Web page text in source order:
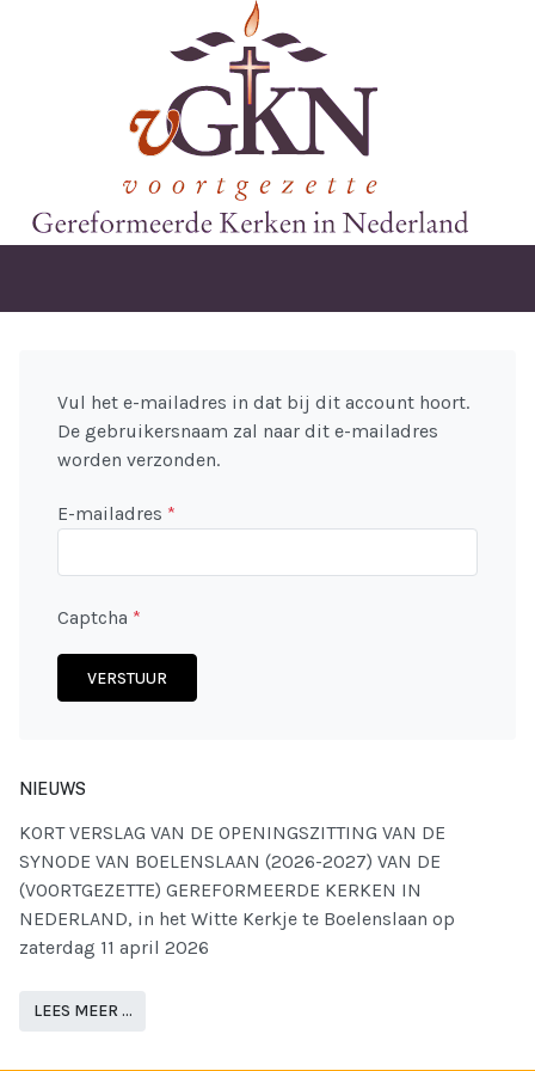
Vul het e-mailadres in dat bij dit account hoort.
De gebruikersnaam zal naar dit e-mailadres
worden verzonden.
E-mailadres *
Captcha *
VERSTUUR
NIEUWS
KORT VERSLAG VAN DE OPENINGSZITTING VAN DE
SYNODE VAN BOELENSLAAN (2026-2027) VAN DE
(VOORTGEZETTE) GEREFORMEERDE KERKEN IN
NEDERLAND, in het Witte Kerkje te Boelenslaan op
zaterdag 11 april 2026
LEES MEER …